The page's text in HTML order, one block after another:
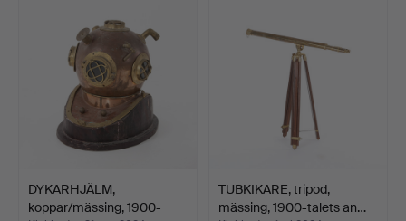
DYKARHJÄLM,
koppar/mässing, 1900-
TUBKIKARE, tripod,
mässing, 1900-talets an…